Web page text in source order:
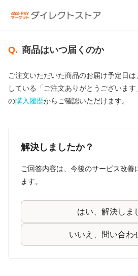
Q. 商品はいつ届くのか
ご注文いただいた商品のお届け予定日
している「ご注文ありがとうございま
の購入履歴からご確認いただけます。
解決しましたか？
ご回答内容は、今後のサービス改善
ます。
はい、解決しま
いいえ、問い合わ